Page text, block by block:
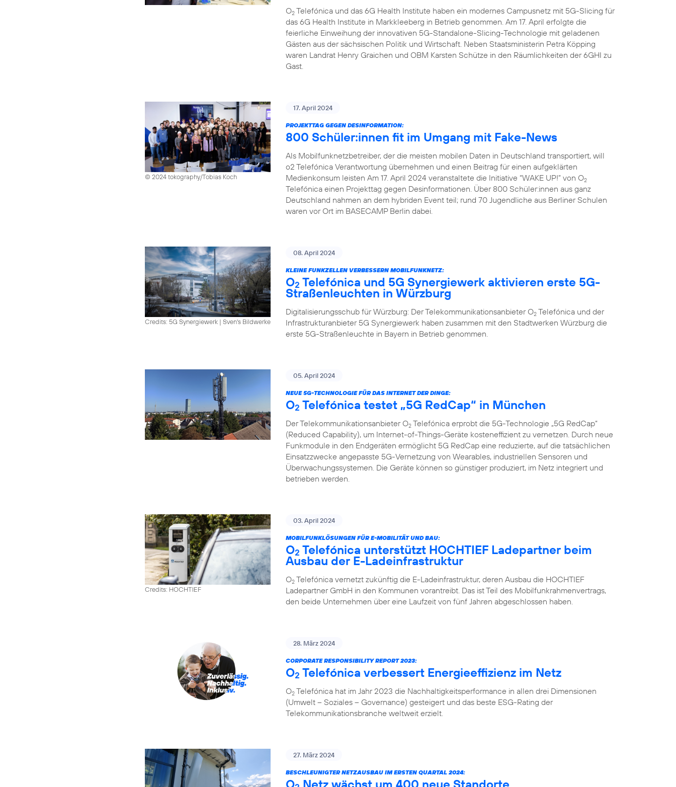
O2 Telefónica und das 6G Health Institute haben ein modernes Campusnetz mit 5G-Slicing für
das 6G Health Institute in Markkleeberg in Betrieb genommen. Am 17. April erfolgte die
feierliche Einweihung der innovativen 5G-Standalone-Slicing-Technologie mit geladenen
Gästen aus der sächsischen Politik und Wirtschaft. Neben Staatsministerin Petra Köpping
waren Landrat Henry Graichen und OBM Karsten Schütze in den Räumlichkeiten der 6GHI zu
Gast.
© 2024 tokography/Tobias Koch
17. April 2024
PROJEKTTAG GEGEN DESINFORMATION:
800 Schüler:innen fit im Umgang mit Fake-News
Als Mobilfunknetzbetreiber, der die meisten mobilen Daten in Deutschland transportiert, will
o2 Telefónica Verantwortung übernehmen und einen Beitrag für einen aufgeklärten
Medienkonsum leisten Am 17. April 2024 veranstaltete die Initiative “WAKE UP!” von O2
Telefónica einen Projekttag gegen Desinformationen. Über 800 Schüler:innen aus ganz
Deutschland nahmen an dem hybriden Event teil; rund 70 Jugendliche aus Berliner Schulen
waren vor Ort im BASECAMP Berlin dabei.
Credits: 5G Synergiewerk | Sven's Bildwerke
08. April 2024
KLEINE FUNKZELLEN VERBESSERN MOBILFUNKNETZ:
O2 Telefónica und 5G Synergiewerk aktivieren erste 5G-
Straßenleuchten in Würzburg
Digitalisierungsschub für Würzburg: Der Telekommunikationsanbieter O2 Telefónica und der
Infrastrukturanbieter 5G Synergiewerk haben zusammen mit den Stadtwerken Würzburg die
erste 5G-Straßenleuchte in Bayern in Betrieb genommen.
05. April 2024
NEUE 5G-TECHNOLOGIE FÜR DAS INTERNET DER DINGE:
O2 Telefónica testet „5G RedCap“ in München
Der Telekommunikationsanbieter O2 Telefónica erprobt die 5G-Technologie „5G RedCap“
(Reduced Capability), um Internet-of-Things-Geräte kosteneffizient zu vernetzen. Durch neue
Funkmodule in den Endgeräten ermöglicht 5G RedCap eine reduzierte, auf die tatsächlichen
Einsatzzwecke angepasste 5G-Vernetzung von Wearables, industriellen Sensoren und
Überwachungssystemen. Die Geräte können so günstiger produziert, im Netz integriert und
betrieben werden.
Credits: HOCHTIEF
03. April 2024
MOBILFUNKLÖSUNGEN FÜR E-MOBILITÄT UND BAU:
O2 Telefónica unterstützt HOCHTIEF Ladepartner beim
Ausbau der E-Ladeinfrastruktur
O2 Telefónica vernetzt zukünftig die E-Ladeinfrastruktur, deren Ausbau die HOCHTIEF
Ladepartner GmbH in den Kommunen vorantreibt. Das ist Teil des Mobilfunkrahmenvertrags,
den beide Unternehmen über eine Laufzeit von fünf Jahren abgeschlossen haben.
28. März 2024
CORPORATE RESPONSIBILITY REPORT 2023:
O2 Telefónica verbessert Energieeffizienz im Netz
O2 Telefónica hat im Jahr 2023 die Nachhaltigkeitsperformance in allen drei Dimensionen
(Umwelt – Soziales – Governance) gesteigert und das beste ESG-Rating der
Telekommunikationsbranche weltweit erzielt.
27. März 2024
BESCHLEUNIGTER NETZAUSBAU IM ERSTEN QUARTAL 2024:
O Netz wächst um 400 neue Standorte